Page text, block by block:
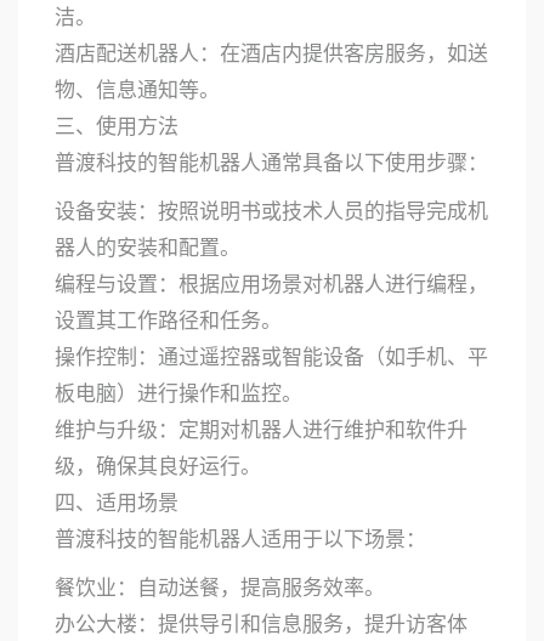
洁。
酒店配送机器人：在酒店内提供客房服务，如送
物、信息通知等。
三、使用方法
普渡科技的智能机器人通常具备以下使用步骤：
设备安装：按照说明书或技术人员的指导完成机
器人的安装和配置。
编程与设置：根据应用场景对机器人进行编程，
设置其工作路径和任务。
操作控制：通过遥控器或智能设备（如手机、平
板电脑）进行操作和监控。
维护与升级：定期对机器人进行维护和软件升
级，确保其良好运行。
四、适用场景
普渡科技的智能机器人适用于以下场景：
餐饮业：自动送餐，提高服务效率。
办公大楼：提供导引和信息服务，提升访客体